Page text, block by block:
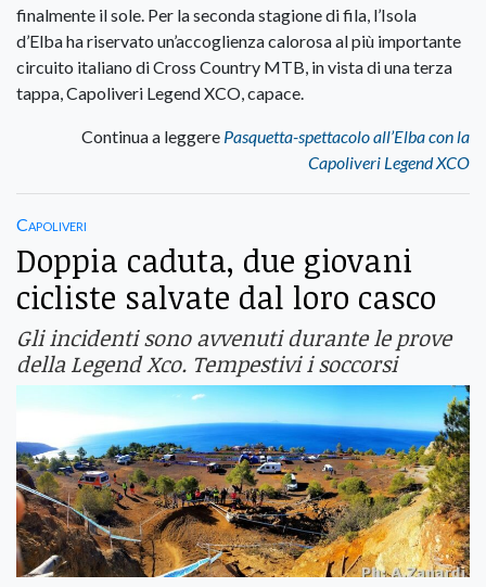
finalmente il sole. Per la seconda stagione di fila, l’Isola
d’Elba ha riservato un’accoglienza calorosa al più importante
circuito italiano di Cross Country MTB, in vista di una terza
tappa, Capoliveri Legend XCO, capace.
Continua a leggere Pasquetta-spettacolo all’Elba con la
Capoliveri Legend XCO
Capoliveri
Doppia caduta, due giovani
cicliste salvate dal loro casco
Gli incidenti sono avvenuti durante le prove
della Legend Xco. Tempestivi i soccorsi